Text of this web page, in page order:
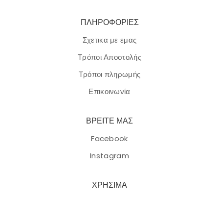
ΠΛΗΡΟΦΟΡΙΕΣ
Σχετικα με εμας
Τρόποι Αποστολής
Τρόποι πληρωμής
Επικοινωνία
ΒΡΕΙΤΕ ΜΑΣ
Facebook
Instagram
ΧΡΗΣΙΜΑ